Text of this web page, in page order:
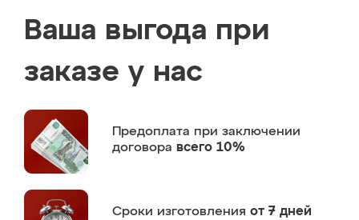
Ваша выгода при
заказе у нас
Предоплата при заключении
договора всего 10%
Сроки изготовления от 7 дней